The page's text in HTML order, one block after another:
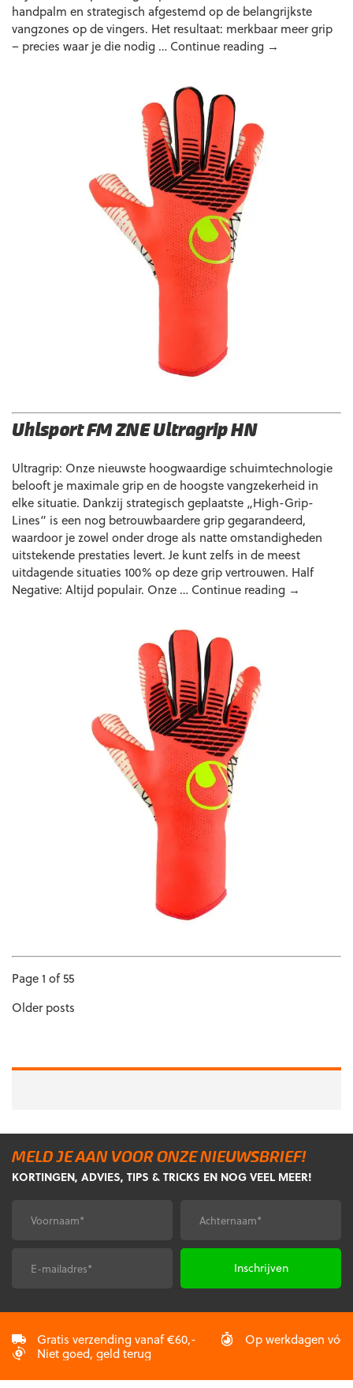
handpalm en strategisch afgestemd op de belangrijkste
vangzones op de vingers. Het resultaat: merkbaar meer grip
– precies waar je die nodig … Continue reading Uhlsport
→
Uhlsport FM ZNE Ultragrip HN
Ultragrip: Onze nieuwste hoogwaardige schuimtechnologie
belooft je maximale grip en de hoogste vangzekerheid in
elke situatie. Dankzij strategisch geplaatste „High-Grip-
Lines“ is een nog betrouwbaardere grip gegarandeerd,
waardoor je zowel onder droge als natte omstandigheden
uitstekende prestaties levert. Je kunt zelfs in de meest
uitdagende situaties 100% op deze grip vertrouwen. Half
Negative: Altijd populair. Onze … Continue reading Uhlsport
→
Page 1 of 55
Older posts
MELD JE AAN VOOR ONZE NIEUWSBRIEF!
KORTINGEN, ADVIES, TIPS & TRICKS EN NOG VEEL MEER!
Voornaam* Achternaam*
Gratis verzending vanaf €60,-
Op werkdagen
Niet goed, geld terug